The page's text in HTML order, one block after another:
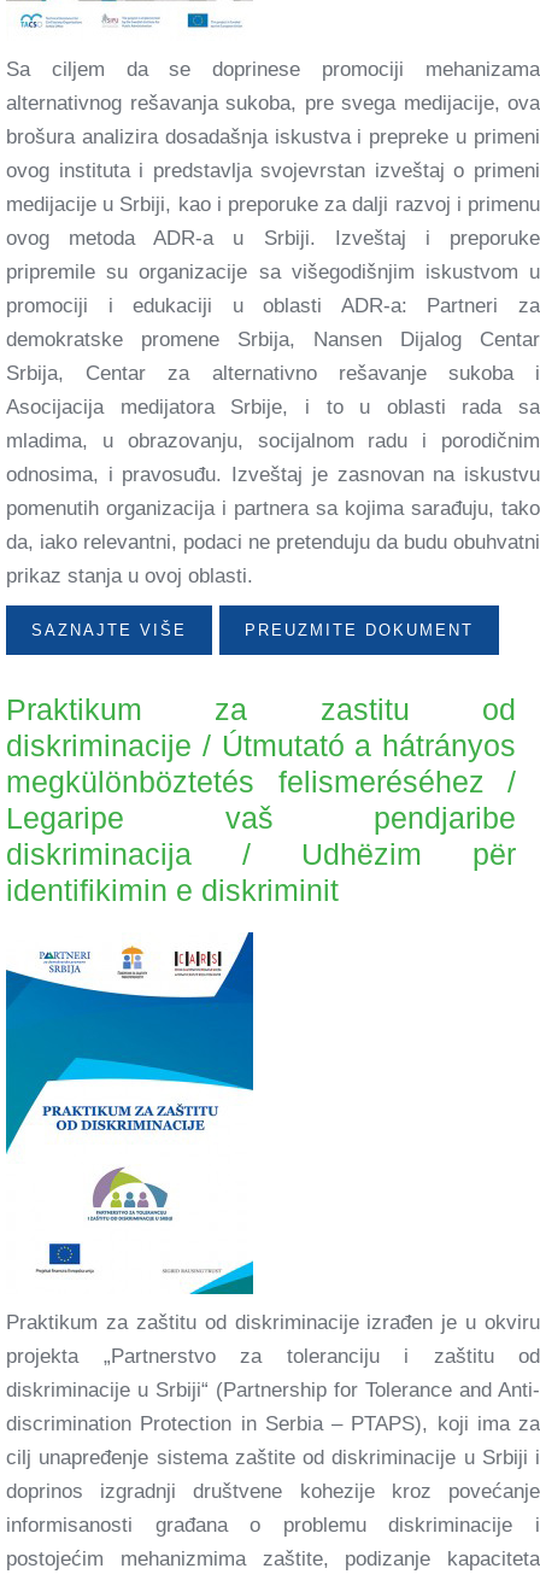
Sa ciljem da se doprinese promociji mehanizama
alternativnog rešavanja sukoba, pre svega medijacije, ova
brošura analizira dosadašnja iskustva i prepreke u primeni
ovog instituta i predstavlja svojevrstan izveštaj o primeni
medijacije u Srbiji, kao i preporuke za dalji razvoj i primenu
ovog metoda ADR-a u Srbiji. Izveštaj i preporuke
pripremile su organizacije sa višegodišnjim iskustvom u
promociji i edukaciji u oblasti ADR-a: Partneri za
demokratske promene Srbija, Nansen Dijalog Centar
Srbija, Centar za alternativno rešavanje sukoba i
Asocijacija medijatora Srbije, i to u oblasti rada sa
mladima, u obrazovanju, socijalnom radu i porodičnim
odnosima, i pravosuđu. Izveštaj je zasnovan na iskustvu
pomenutih organizacija i partnera sa kojima sarađuju, tako
da, iako relevantni, podaci ne pretenduju da budu obuhvatni
prikaz stanja u ovoj oblasti.
SAZNAJTE VIŠE PREUZMITE DOKUMENT
Praktikum za zastitu od
diskriminacije / Útmutató a hátrányos
megkülönböztetés felismeréséhez /
Legaripe vaš pendjaribe
diskriminacija / Udhëzim për
identifikimin e diskriminit
Praktikum za zaštitu od diskriminacije izrađen je u okviru
projekta „Partnerstvo za toleranciju i zaštitu od
diskriminacije u Srbiji“ (Partnership for Tolerance and Anti-
discrimination Protection in Serbia – PTAPS), koji ima za
cilj unapređenje sistema zaštite od diskriminacije u Srbiji i
doprinos izgradnji društvene kohezije kroz povećanje
informisanosti građana o problemu diskriminacije i
postojećim mehanizmima zaštite, podizanje kapaciteta